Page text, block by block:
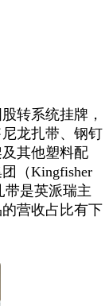
转系统挂牌，
龙扎带、钢钉
其他塑料配
（Kingfisher
带是英派瑞主
营收占比有下